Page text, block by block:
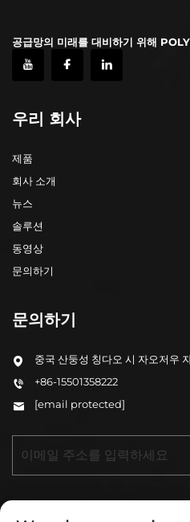
공급망의 미래를 대비하기 위해
우리 회사
제품
회사 소개
뉴스
솔루션
동영상
문의하기
문의하기
중국 산둥성 칭다오 시 자오저우
+86-15501358222
[email protected]